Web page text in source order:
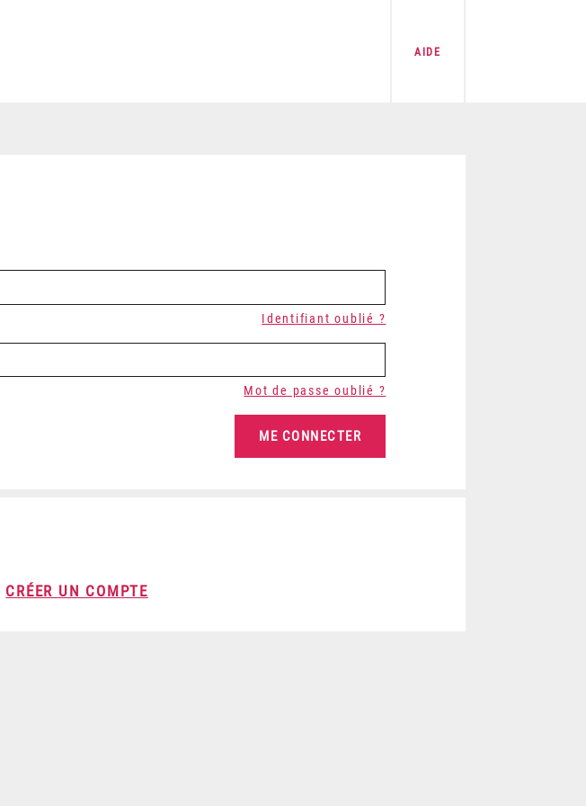
AIDE
Identifiant oublié ?
Mot de passe oublié ?
CRÉER UN COMPTE